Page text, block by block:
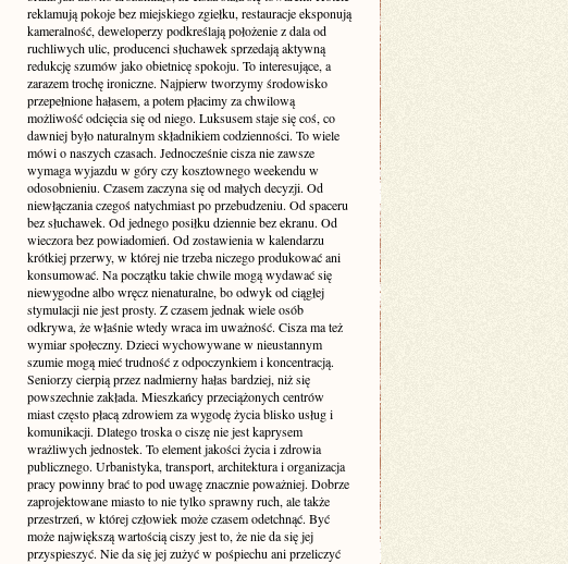
reklamują pokoje bez miejskiego zgiełku, restauracje eksponują
kameralność, deweloperzy podkreślają położenie z dala od
ruchliwych ulic, producenci słuchawek sprzedają aktywną
redukcję szumów jako obietnicę spokoju. To interesujące, a
zarazem trochę ironiczne. Najpierw tworzymy środowisko
przepełnione hałasem, a potem płacimy za chwilową
możliwość odcięcia się od niego. Luksusem staje się coś, co
dawniej było naturalnym składnikiem codzienności. To wiele
mówi o naszych czasach. Jednocześnie cisza nie zawsze
wymaga wyjazdu w góry czy kosztownego weekendu w
odosobnieniu. Czasem zaczyna się od małych decyzji. Od
niewłączania czegoś natychmiast po przebudzeniu. Od spaceru
bez słuchawek. Od jednego posiłku dziennie bez ekranu. Od
wieczora bez powiadomień. Od zostawienia w kalendarzu
krótkiej przerwy, w której nie trzeba niczego produkować ani
konsumować. Na początku takie chwile mogą wydawać się
niewygodne albo wręcz nienaturalne, bo odwyk od ciągłej
stymulacji nie jest prosty. Z czasem jednak wiele osób
odkrywa, że właśnie wtedy wraca im uważność. Cisza ma też
wymiar społeczny. Dzieci wychowywane w nieustannym
szumie mogą mieć trudność z odpoczynkiem i koncentracją.
Seniorzy cierpią przez nadmierny hałas bardziej, niż się
powszechnie zakłada. Mieszkańcy przeciążonych centrów
miast często płacą zdrowiem za wygodę życia blisko usług i
komunikacji. Dlatego troska o ciszę nie jest kaprysem
wrażliwych jednostek. To element jakości życia i zdrowia
publicznego. Urbanistyka, transport, architektura i organizacja
pracy powinny brać to pod uwagę znacznie poważniej. Dobrze
zaprojektowane miasto to nie tylko sprawny ruch, ale także
przestrzeń, w której człowiek może czasem odetchnąć. Być
może największą wartością ciszy jest to, że nie da się jej
przyspieszyć. Nie da się jej zużyć w pośpiechu ani przeliczyć